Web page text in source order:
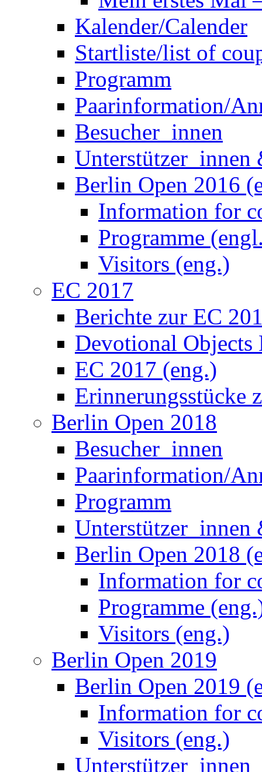
Programm
Paarinformation/
Besucher_innen
Unterstützer_innen
Berlin Open 2016
Information for
Programme
Visitors (eng.)
EC 2017
Berichte zur EC
Devotional Objects
EC 2017 (eng.)
Erinnerungsstücke
Berlin Open 2018
Besucher_innen
Paarinformation/
Programm
Unterstützer_innen
Berlin Open 2018
Information for
Programme
Visitors (eng.)
Berlin Open 2019
Berlin Open 2019
Information for
Visitors (eng.)
Unterstützer_innen
Paarinformation/
Berlin Open 2020